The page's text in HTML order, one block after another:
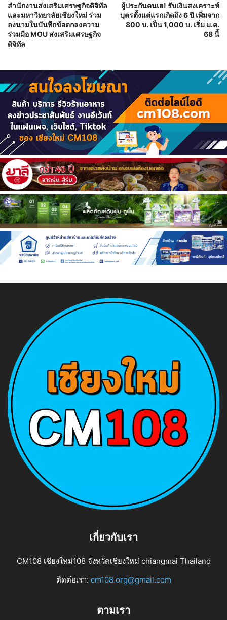
สำนักงานส่งเสริมเศรษฐกิจดิจิทัล
และมหาวิทยาลัยเชียงใหม่ ร่วม
ลงนามในบันทึกข้อตกลงความ
ร่วมมือ MOU ส่งเสริมเศรษฐกิจ
ดิจิทัล
ผู้ประกันตนเฮ! รับเงินสงเคราะห์
บุตรตั้งแต่แรกเกิดถึง 6 ปี เพิ่มจาก
800 บ. เป็น 1,000 บ. เริ่ม ม.ค.
68 นี้
เกี่ยวกับเรา
CM108 เชียงใหม่108 จังหวัดเชียงใหม่ chiangmai Thailand
ติดต่อเรา: cm108.org@gmail.com
ตามเรา